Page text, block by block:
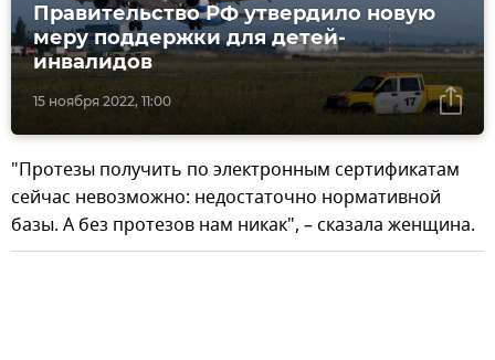
15 ноября 2022, 11:00
Правительство РФ утвердило новую
меру поддержки для детей-
инвалидов
"Протезы получить по электронным сертификатам
сейчас невозможно: недостаточно нормативной
базы. А без протезов нам никак", – сказала женщина.